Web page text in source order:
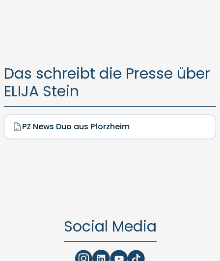
Das schreibt die Presse über
ELIJA Stein
PZ News Duo aus Pforzheim
Social Media